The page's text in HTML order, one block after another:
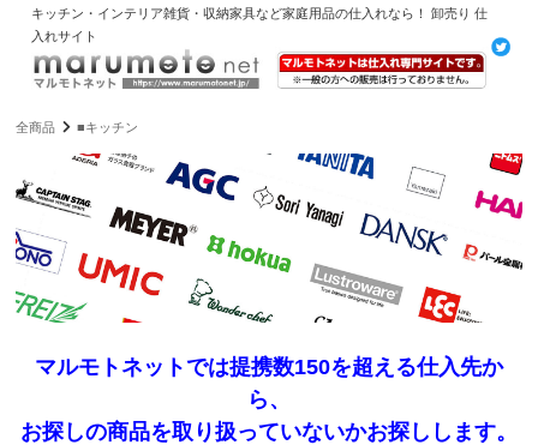
キッチン・インテリア雑貨・収納家具など家庭用品の仕入れなら！ 卸売り 仕
入れサイト
全商品 ■キッチン
マルモトネットでは提携数150を超える仕入先か
ら、
お探しの商品を取り扱っていないかお探しします。